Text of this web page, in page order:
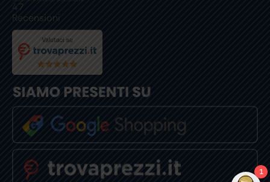
47
Recensioni
1